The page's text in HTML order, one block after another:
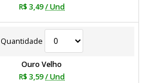
R$ 3,49/ Und
Quantidade
Ouro Velho
R$ 3,59/ Und